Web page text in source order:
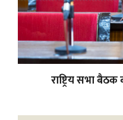
राष्ट्रिय सभा